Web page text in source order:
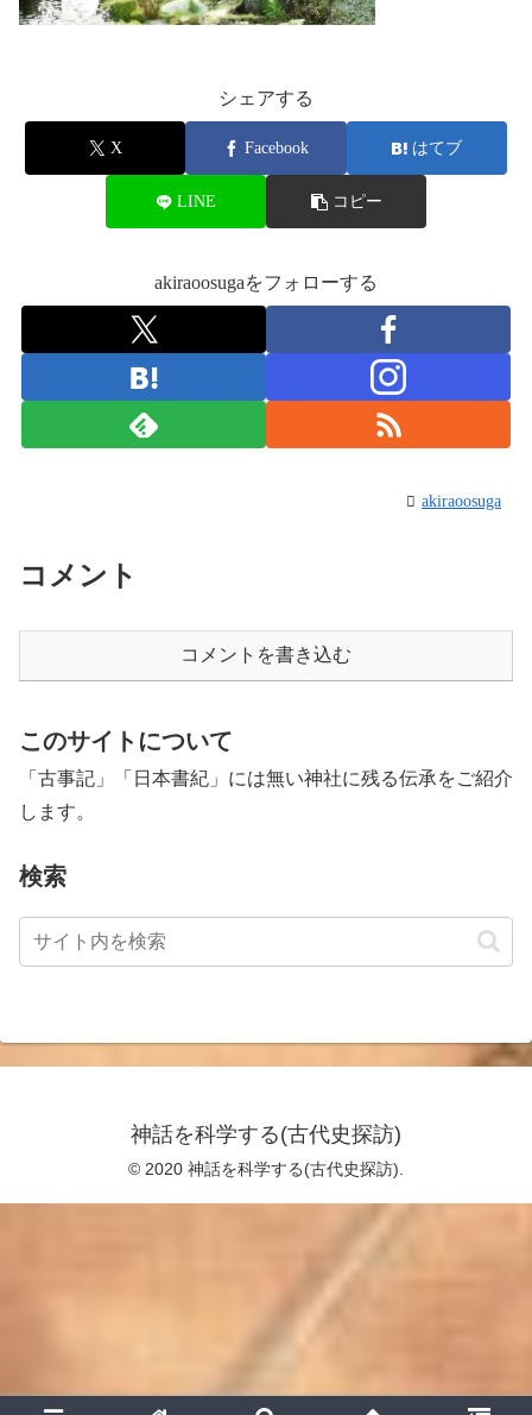
シェアする
X Facebook はてブ
LINE コピー
akiraoosugaをフォローする
akiraoosuga
コメント
コメントを書き込む
このサイトについて
「古事記」「日本書紀」には無い神社に残る伝承をご紹介
します。
検索
神話を科学する(古代史探訪)
© 2020 神話を科学する(古代史探訪).